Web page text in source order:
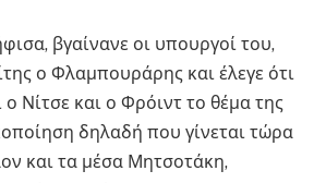
βγαίνανε οι υπουργοί του,
ο Φλαμπουράρης και έλεγε ότι
ο Νίτσε και ο Φρόιντ το θέμα της
δηλαδή που γίνεται τώρα
και τα μέσα Μητσοτάκη,